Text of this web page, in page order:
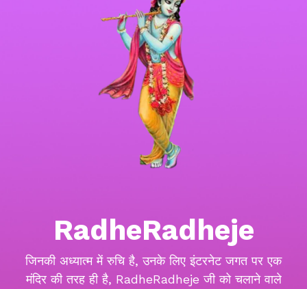
RadheRadheje
जिनकी अध्यात्म में रुचि है, उनके लिए इंटरनेट जगत पर एक
मंदिर की तरह ही है, RadheRadheje जी को चलाने वाले